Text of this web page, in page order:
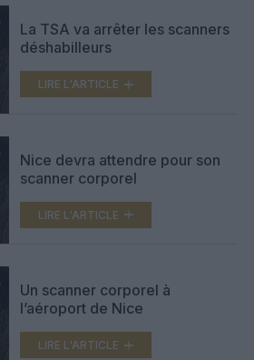
La TSA va arrêter les scanners
déshabilleurs
LIRE L'ARTICLE
Nice devra attendre pour son
scanner corporel
LIRE L'ARTICLE
Un scanner corporel à
l’aéroport de Nice
LIRE L'ARTICLE